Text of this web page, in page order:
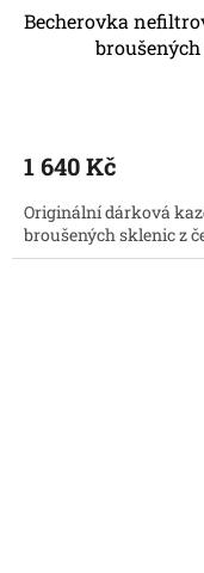
Becherovka
je
z
5
hvězdiček.
1 640 Kč
Originální dárková
broušených sklenic z